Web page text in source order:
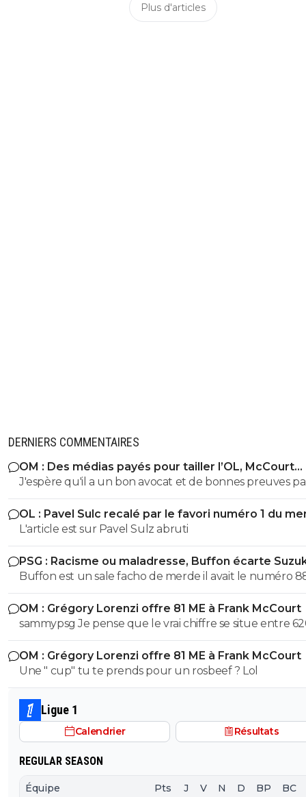
Plus d'articles
DERNIERS COMMENTAIRES
OM : Des médias payés pour tailler l’OL, McCourt
accusé
J'espère qu'il a un bon avocat et de bonnes preuves
qu'il va vite exploser en vol avec ses différentes
OL : Pavel Sulc recalé par le favori numéro 1 du
L'article est sur Pavel Sulz abruti
PSG : Racisme ou maladresse, Buffon écarte
Buffon est un sale facho de merde il avait le numéro
cetait pas un hasard...
OM : Grégory Lorenzi offre 81 ME à Frank McCourt
sammypsg Je pense que le vrai chiffre se situe entre
700 M
OM : Grégory Lorenzi offre 81 ME à Frank McCourt
Une " cup" tu te prends pour un rosbeef ? Lol
Ligue 1
Calendrier Résultats
REGULAR SEASON
Équipe Pts J V N D BP BC